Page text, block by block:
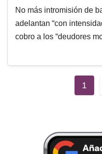
No más intromisión de
adelantan “con
cobro a los “deudores
1